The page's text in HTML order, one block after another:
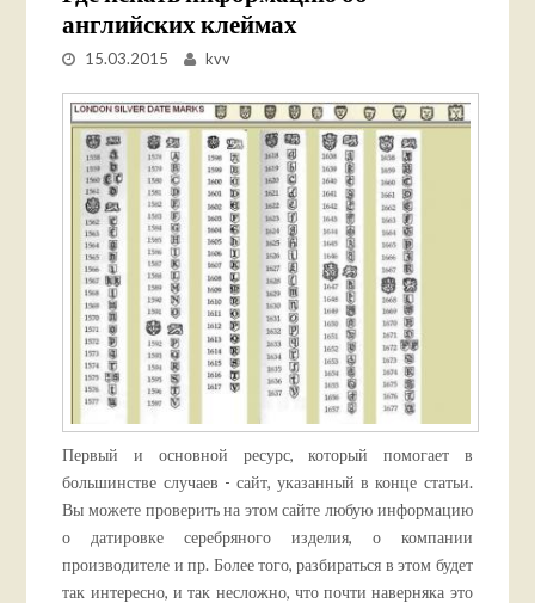
английских клеймах
15.03.2015 kvv
Первый и основной ресурс, который помогает в
большинстве случаев - сайт, указанный в конце статьи.
Вы можете проверить на этом сайте любую информацию
о датировке серебряного изделия, о компании
производителе и пр. Более того, разбираться в этом будет
так интересно, и так несложно, что почти наверняка это